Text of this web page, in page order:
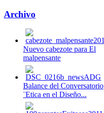
Archivo
Nuevo cabezote para El
malpensante
Balance del Conversatorio
¨Etica en el Diseño...